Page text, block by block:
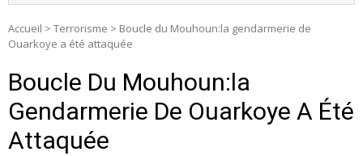
Accueil > Terrorisme > Boucle du Mouhoun:la gendarmerie de
Ouarkoye a été attaquée
Boucle Du Mouhoun:la
Gendarmerie De Ouarkoye A Été
Attaquée